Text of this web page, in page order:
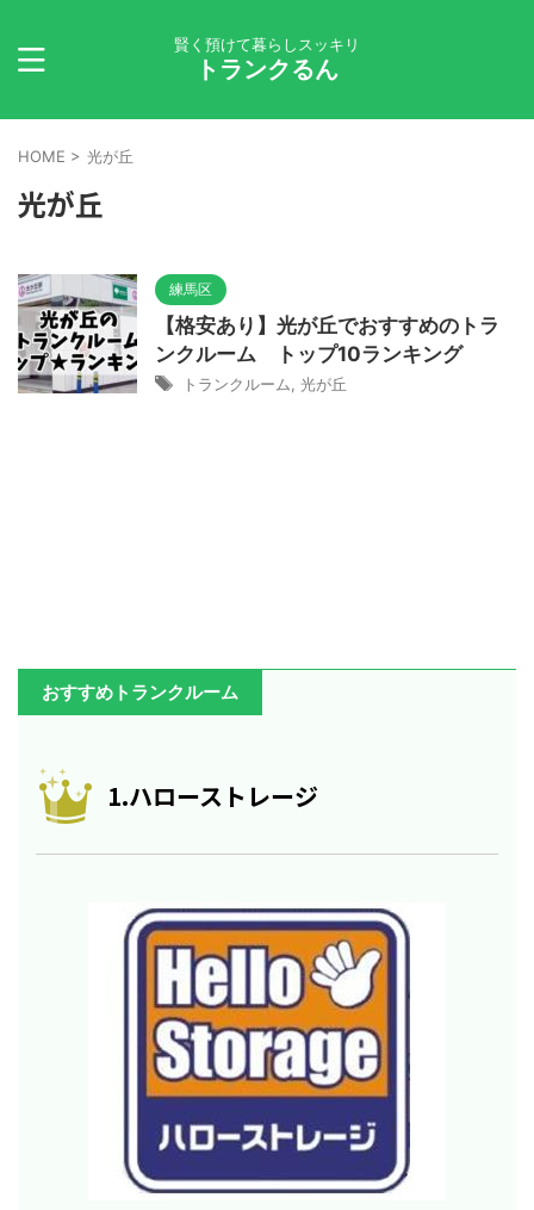
賢く預けて暮らしスッキリ
トランクるん
HOME > 光が丘
光が丘
練馬区
【格安あり】光が丘でおすすめのトラ
ンクルーム トップ10ランキング
トランクルーム 光が丘
おすすめトランクルーム
1.ハローストレージ